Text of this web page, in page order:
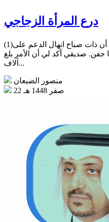
درع المرأة الزجاجي
(1)أجهل دهاليز التيكتوك وبثوثه، بيد أن ذات صباح انهال الدعم على
جفن. صديقي أكد لي أن الأمر بلغ
آلاف...
منصور الضبعان
22 صفر 1448 هـ